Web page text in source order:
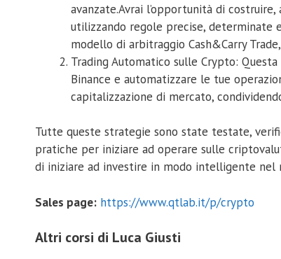
avanzate.Avrai l’opportunità di
utilizzando regole precise, determinate
modello di arbitraggio Cash&Carry
Trading Automatico sulle Crypto:
Binance e automatizzare le tue
capitalizzazione di mercato,
Tutte queste strategie sono state testate,
pratiche per iniziare ad operare sulle
di iniziare ad investire in modo intelligente nel
Sales page: https://www.qtlab.it/p/crypto
Altri corsi di Luca Giusti